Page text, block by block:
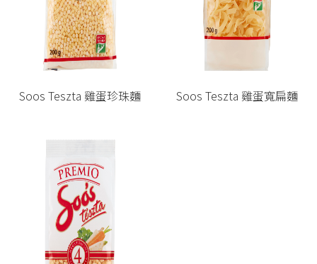
Soos Teszta 雞蛋珍珠麵 Soos Teszta 雞蛋寬扁麵